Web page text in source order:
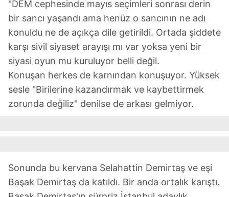
"DEM cephesinde mayıs seçimleri sonrası derin
bir sancı yaşandı ama henüz o sancının ne adı
konuldu ne de açıkça dile getirildi. Ortada şiddete
karşı sivil siyaset arayışı mı var yoksa yeni bir
siyasi oyun mu kuruluyor belli değil.
Konuşan herkes de karnından konuşuyor. Yüksek
sesle "Birilerine kazandırmak ve kaybettirmek
zorunda değiliz" denilse de arkası gelmiyor.
Sonunda bu kervana Selahattin Demirtaş ve eşi
Başak Demirtaş da katıldı. Bir anda ortalık karıştı.